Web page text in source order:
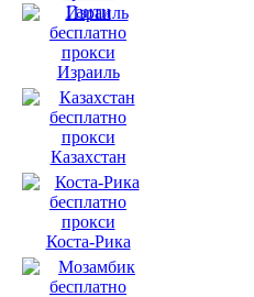
Гаити
Израиль
Казахстан
Коста-Рика